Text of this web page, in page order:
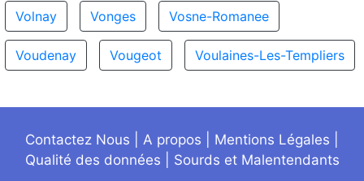
Volnay Vonges Vosne-Romanee
Voudenay Vougeot Voulaines-Les-Templiers
Contactez Nous A propos Mentions Légales
Qualité des données
Sourds et Malentendants